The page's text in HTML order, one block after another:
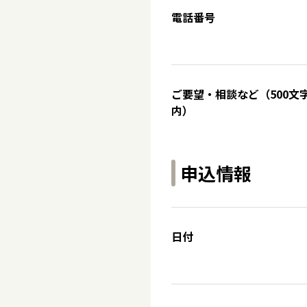
電話番号
ご要望・相談など（500文
内）
申込情報
日付